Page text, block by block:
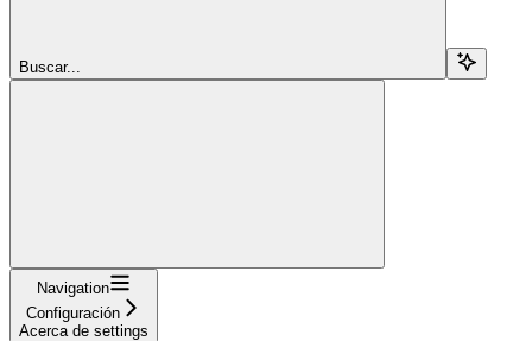
Buscar...
Navigation
Configuración
Acerca de settings